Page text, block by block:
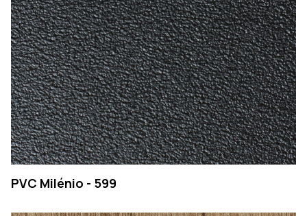
PVC Milénio - 599